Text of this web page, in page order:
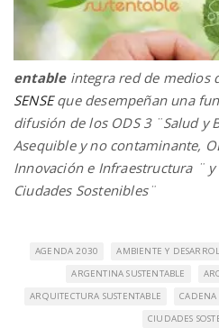
entableintegra red de medios
SENSEque desempeñan una
difusión de los ODS 3 ¨Salud y
Asequible y no contaminante,
Innovación e Infraestructura ¨ y
Ciudades Sostenibles¨
AGENDA 2030 AMBIENTE Y
ARGENTINA SUSTENTABLE
ARQUITECTURA SUSTENTABLE
CIUDADES